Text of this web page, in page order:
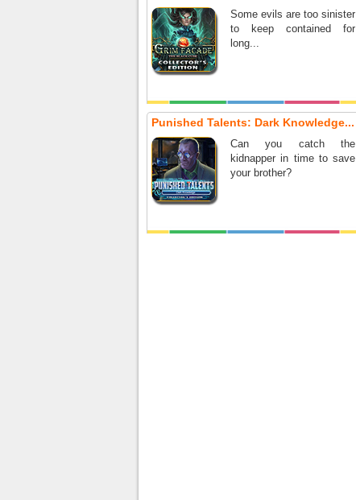
Some evils are too sinister
to keep contained for
long...
Punished Talents: Dark Knowledge...
Can you catch the
kidnapper in time to save
your brother?